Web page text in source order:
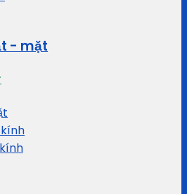
- mặt